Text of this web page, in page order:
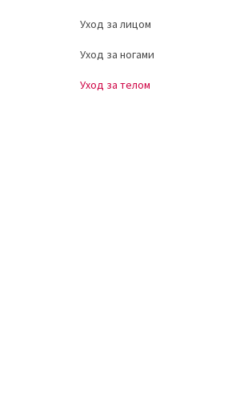
Уход за лицом
Уход за ногами
Уход за телом